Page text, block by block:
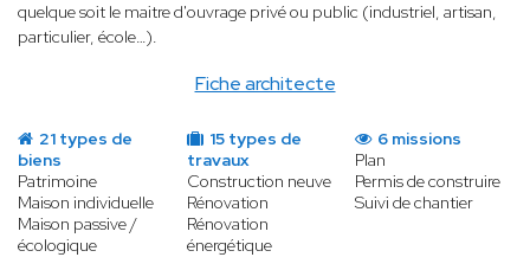
Fiche architecte
quelque soit le maitre d'ouvrage privé ou public (industriel, artisan,
particulier, école…).
21 types de
biens
Patrimoine
Maison individuelle
Maison passive /
écologique
15 types de
travaux
Construction neuve
Rénovation
Rénovation
énergétique
6 missions
Plan
Permis de construire
Suivi de chantier